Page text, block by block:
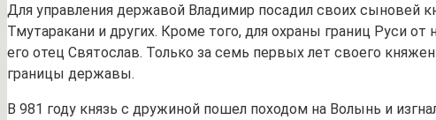
Для управления державой Владимир посадил своих сыновей
Тмутаракани и других. Кроме того, для охраны границ Руси
его отец Святослав. Только за семь первых лет своего
границы державы.
В 981 году князь с дружиной пошел походом на Волынь и